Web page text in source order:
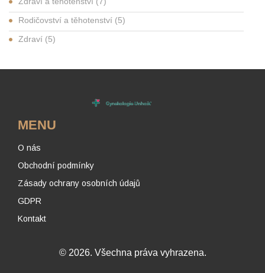
Rodičovství a těhotenství (5)
Zdraví (5)
MENU
O nás
Obchodní podmínky
Zásady ochrany osobních údajů
GDPR
Kontakt
© 2026. Všechna práva vyhrazena.